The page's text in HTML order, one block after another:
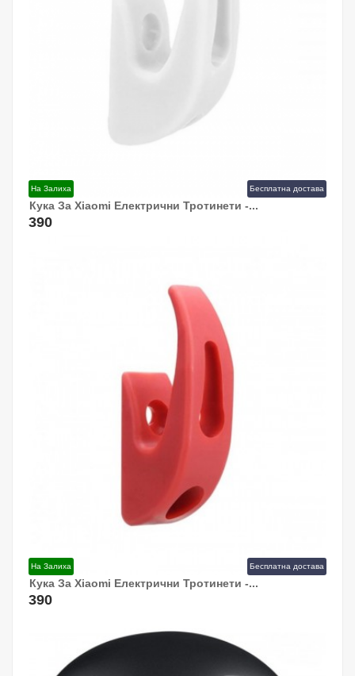
На Залиха Бесплатна достава
Кука За Xiaomi Електрични Тротинети -...
390
На Залиха Бесплатна достава
Кука За Xiaomi Електрични Тротинети -...
390